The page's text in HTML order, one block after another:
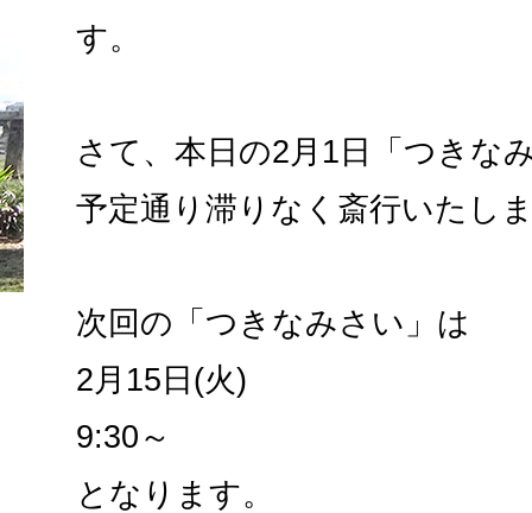
す。
さて、本日の2月1日「つきな
予定通り滞りなく斎行いたし
次回の「つきなみさい」は
2月15日(火)
9:30～
となります。